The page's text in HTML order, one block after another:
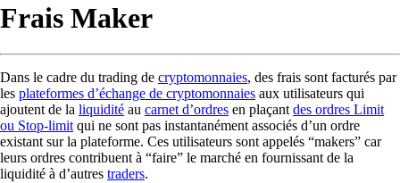
Frais Maker
Dans le cadre du trading de cryptomonnaies, des frais sont facturés par
les plateformes d’échange de cryptomonnaies aux utilisateurs qui
ajoutent de la liquidité au carnet d’ordres en plaçant des ordres Limit
ou Stop-limit qui ne sont pas instantanément associés d’un ordre
existant sur la plateforme. Ces utilisateurs sont appelés “makers” car
leurs ordres contribuent à “faire” le marché en fournissant de la
liquidité à d’autres traders.